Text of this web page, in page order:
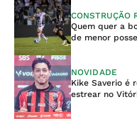
CONSTRUÇÃO
Quem quer a
de menor
NOVIDADE
Kike Saverio é
estrear no